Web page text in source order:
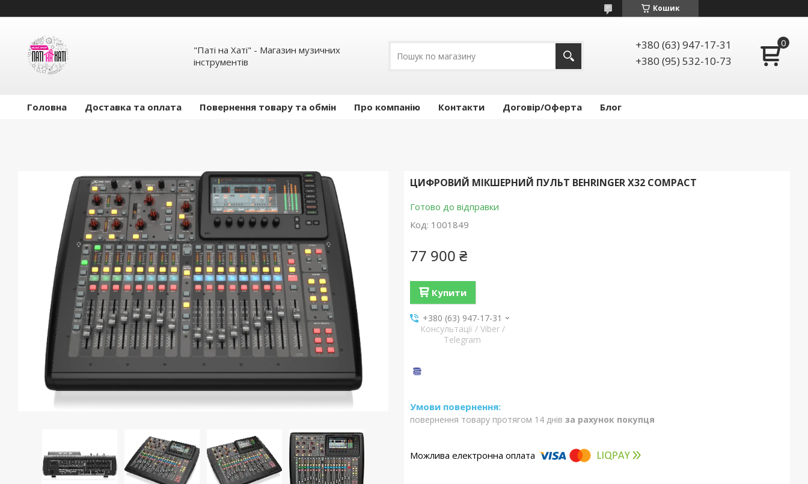
Кошик
"Паті на Хаті" - Магазин музичних
інструментів
+380 (63) 947-17-31
+380 (95) 532-10-73
Головна Доставка та оплата Повернення товару та обмін Про компанію Контакти Договір/Оферта Блог
ЦИФРОВИЙ МІКШЕРНИЙ ПУЛЬТ BEHRINGER X32 COMPACT
Готово до відправки
Код: 1001849
77 900 ₴
Купити
+380 (63) 947-17-31
Консультації / Viber /
Telegram
повернення товару протягом 14 днів за рахунок покупця